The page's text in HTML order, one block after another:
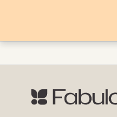
tartalomhoz